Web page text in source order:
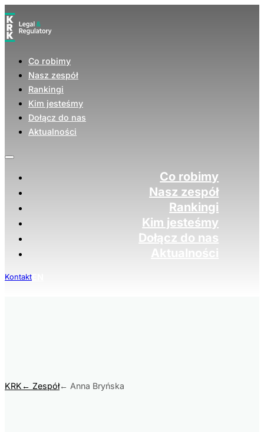
Co robimy
Nasz zespół
Rankingi
Kim jesteśmy
Dołącz do nas
Aktualności
Co robimy
Nasz zespół
Rankingi
Kim jesteśmy
Dołącz do nas
Aktualności
Kontakt
KRK Zespół Anna Bryńska